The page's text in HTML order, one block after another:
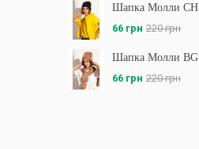
Шапка Молли CH
66 грн 220 грн
Шапка Молли BG
66 грн 220 грн